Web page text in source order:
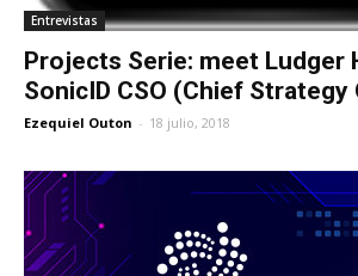
Entrevistas
Projects Serie: meet Ludger
SonicID CSO (Chief Strategy
Ezequiel Outon - 18 julio, 2018